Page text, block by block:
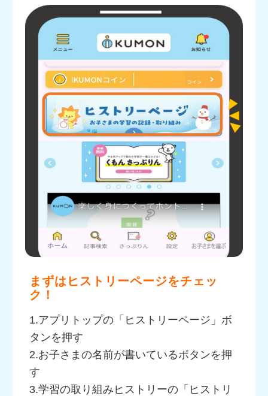
まずはヒストリーページをチェッ
ク！
1.アプリトップの「ヒストリーページ」ボ
タンを押す
2.お子さまの名前が書いているボタンを押
す
3.学習の取り組みヒストリーの「ヒストリ